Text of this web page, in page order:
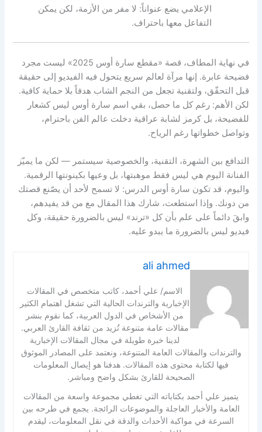
الإعلامي يضع عنواناً: لا مفر من الأزمة، لكن يمكن
التفاعل معها باحتراف.
في نهاية المطاف، قصة «مقطع سارة أوس 2025» ليست مجرد
فضيحة عابرة. إنها مرآة لعالم سريع يتحول فيه الفيديو إلى حقيقة
قبل التحقّق، ولتقنية تجعل من النجم الشاب هدفاً بلا حماية كافية.
لكن الأهم: رغم كل ما حصل، بقي اسم سارة أوس ليس كشعار
للفضيحة، بل كرمز لشابة عراقية دخلت عالم الفن باحترام،
وتواصل خطواتها رغم الرياح.
التدافع بين الشهرة، التقنية، والخصوصية سيستمر — لكن ما يميّز
الفنانة اليوم هي ليس فقط موهبتها، بل وعيها بكينونتها الرقمية.
واليوم، قد تكون سارة أوس الدرس: لا تسمح لأحد أن يصّنع قصتك
من دونك. وإذا استطعت، شارك هذا المقال مع من قد يفيدهم،
وابقَ دائماً على علم بأن كل «ترند» ليس بالضرورة حقيقة، وكل
فيديو ليس بالضرورة ما يبدو عليه.
ali ahmed
الاسم/ علي أحمد، كاتب متخصص في المقالات
الإخبارية والترندات الحالية التي تشغل اهتمام الكثير
من الأشخاص في الدول العربية، كما نقوم بنشر
مقالات عامة متنوعة تُزيد من ثقافة القارئ العربي.
لدينا خبرة طويلة في مجال المقالات الإخبارية
والترندات والمقالات العامة المتنوعة، ونعتمد على المصادر الموثوق
فيها لكتابة محتوى هذه المقالات. هدفنا هو إيصال المعلومات
الصحيحة للقارئ بشكل واضح ومباشر.
يتميز علي أحمد بكتاباته التي تغطي مجموعة واسعة من المقالات
العامة والأخبار العاجلة والموضوعات الرائجة. يجمع في طرحه بين
السرعة في مواكبة الأحداث والدقة في نقل المعلومات، ليقدم